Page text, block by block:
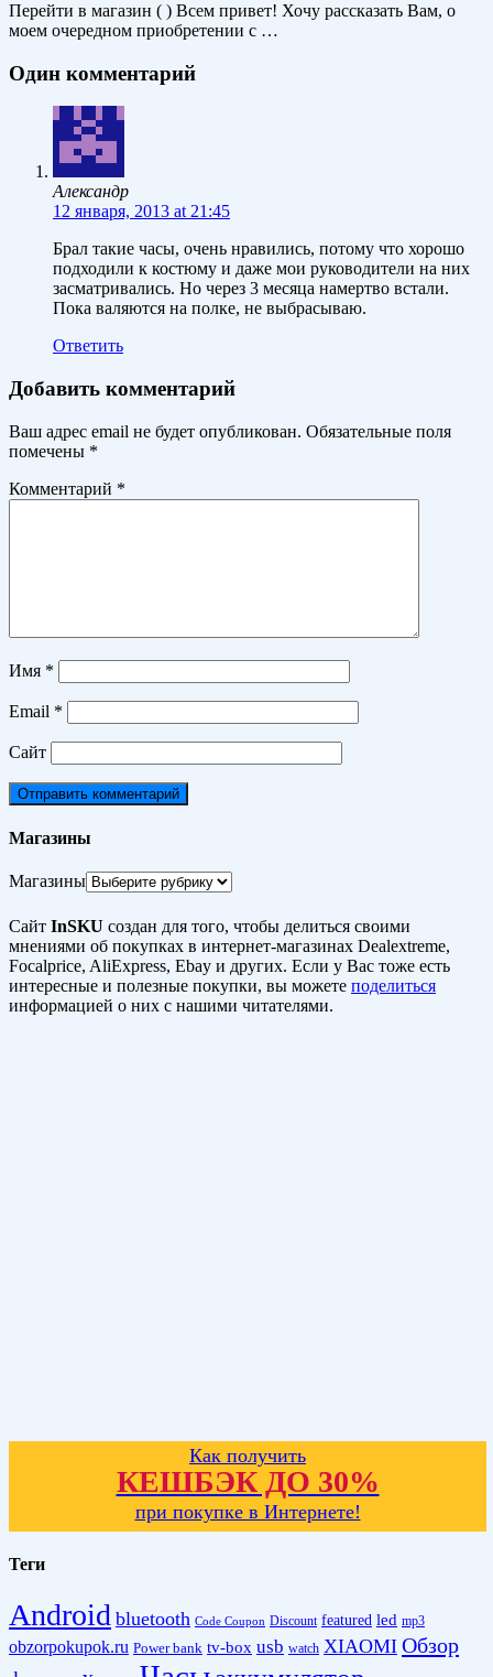
Перейти в магазин ( ) Всем привет! Хочу рассказать Вам, о
моем очередном приобретении с …
Один комментарий
Александр
12 января, 2013 at 21:45
Брал такие часы, очень нравились, потому что хорошо
подходили к костюму и даже мои руководители на них
засматривались. Но через 3 месяца намертво встали.
Пока валяются на полке, не выбрасываю.
Ответить
Добавить комментарий
Ваш адрес email не будет опубликован. Обязательные поля
помечены *
Комментарий *
Имя *
Email *
Сайт
Магазины
Магазины
Сайт InSKU создан для того, чтобы делиться своими
мнениями об покупках в интернет-магазинах Dealextreme,
Focalprice, AliExpress, Ebay и других. Если у Вас тоже есть
интересные и полезные покупки, вы можете поделиться
информацией о них с нашими читателями.
Как получить
КЕШБЭК ДО 30%
при покупке в Интернете!
Теги
Android bluetooth Code Coupon Discount featured led mp3
obzorpokupok.ru Power bank tv-box usb watch XIAOMI Обзор